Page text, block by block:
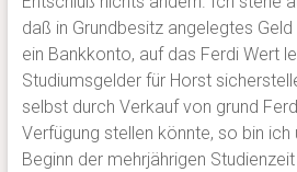
daß in Grundbesitz angelegtes
ein Bankkonto, auf das Ferdi Wert
Studiumsgelder für Horst
selbst durch Verkauf von grund
Verfügung stellen könnte, so bin
Beginn der mehrjährigen